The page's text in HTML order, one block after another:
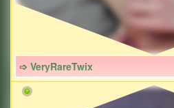
➩ VeryRareTwix